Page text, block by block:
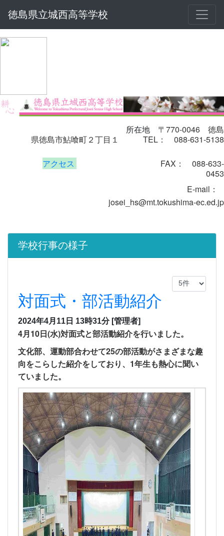
徳島県立城西高等学校
所在地 〒770-0046 徳島
県徳島市鮎喰町２丁目１ TEL： 088-631-5138
アクセス
FAX： 088-633-
0453
E-mail ：
josei_hs@mt.tokushima-ec.ed.jp
学校行事の様子
対面式・部活動紹介
2024年4月11日 13時31分 [管理者]
4月10日(水)対面式と部活動紹介を行いました。
文化部、運動部合わせて25の部活動がさまざまな趣
向をこらした紹介をしており、1年生も熱心に聞い
ていました。